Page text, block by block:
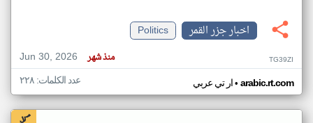
اخبار جزر القمر
Politics
Jun 30, 2026
منذ شهر TG39ZI
ار تي عربي• arabic.rt.com عدد الكلمات: ٢٢٨